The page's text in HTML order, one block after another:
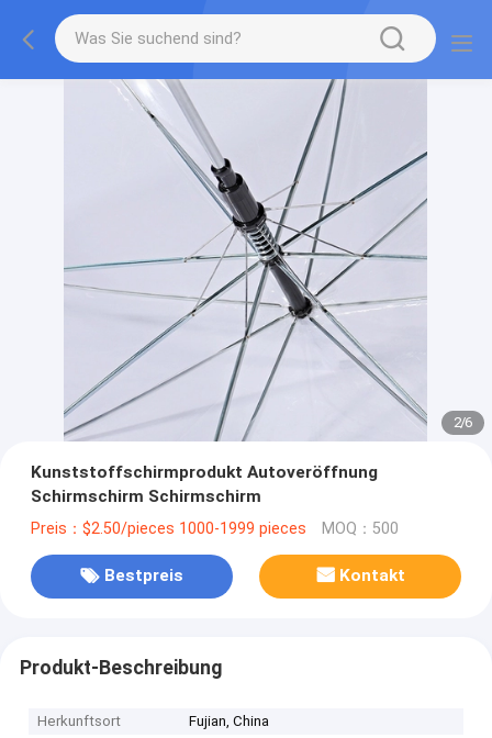
2/6
Kunststoffschirmprodukt Autoveröffnung
Schirmschirm Schirmschirm
Preis：$2.50/pieces 1000-1999 pieces MOQ：500
Bestpreis Kontakt
Produkt-Beschreibung
Herkunftsort
Fujian, China